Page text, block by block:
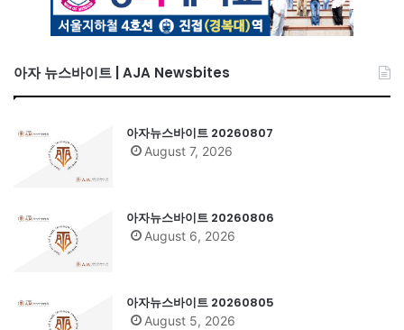
아자 뉴스바이트 | AJA Newsbites
아자뉴스바이트 20260807
August 7, 2026
아자뉴스바이트 20260806
August 6, 2026
아자뉴스바이트 20260805
August 5, 2026